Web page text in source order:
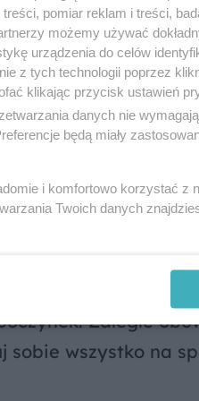
Skup się na tym,
promieniować,
przyjaciół lub
Zaległe
wszystko na
pomiar reklam i treści,
możemy używać
urządzenia do celów
z tych technologii poprzez
klikając przycisk ustawień
danych nie
będą miały
i komfortowo korzystać z
Twoich danych